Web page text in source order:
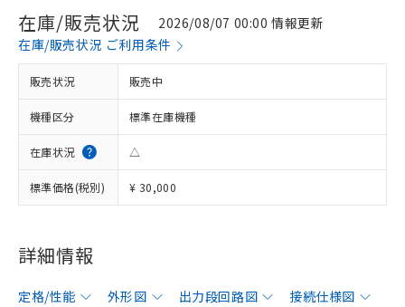
在庫/販売状況
2026/08/07 00:00 情報更新
在庫/販売状況 ご利用条件
販売状況 販売中
機種区分 標準在庫機種
在庫状況 △
標準価格(税別) ¥ 30,000
詳細情報
定格/性能 外形図 出力段回路図
接続仕様図